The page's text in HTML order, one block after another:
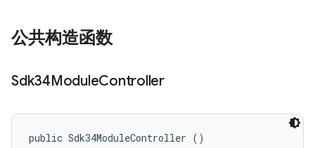
公共构造函数
Sdk34ModuleController
public Sdk34ModuleController ()